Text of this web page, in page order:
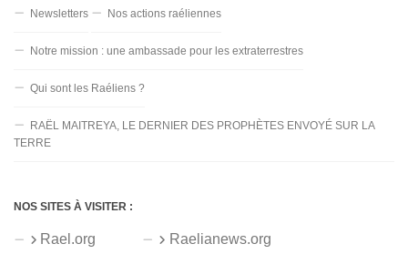
Newsletters Nos actions raéliennes
Notre mission : une ambassade pour les extraterrestres
Qui sont les Raéliens ?
RAËL MAITREYA, LE DERNIER DES PROPHÈTES ENVOYÉ SUR LA
TERRE
NOS SITES À VISITER :
Rael.org Raelianews.org